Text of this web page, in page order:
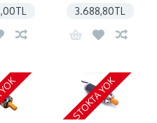
3.688,80TL
STOKTA YOK